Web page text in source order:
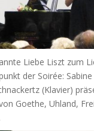
Liebe Liszt zum
der Soirée:
(Klavier)
Goethe, Uhland,